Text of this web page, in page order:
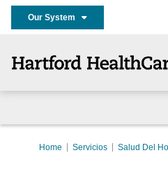
Our System
Home Servicios Salud Del